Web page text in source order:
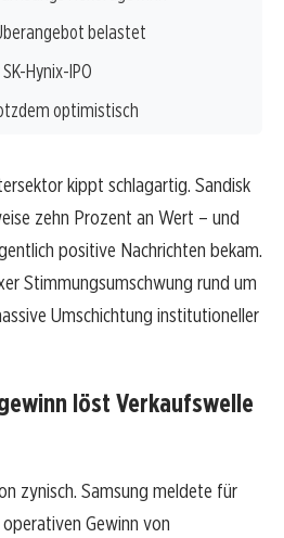
belastet
Hynix-IPO
optimistisch
kippt schlagartig. Sandisk
zehn Prozent an Wert – und
positive Nachrichten bekam.
Stimmungsumschwung rund um
Umschichtung institutioneller
löst Verkaufswelle
zynisch. Samsung meldete für
Gewinn von